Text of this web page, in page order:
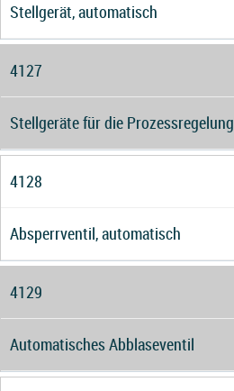
Stellgerät, automatisch
4127
Stellgeräte für die Prozessregelung
4128
Absperrventil, automatisch
4129
Automatisches Abblaseventil